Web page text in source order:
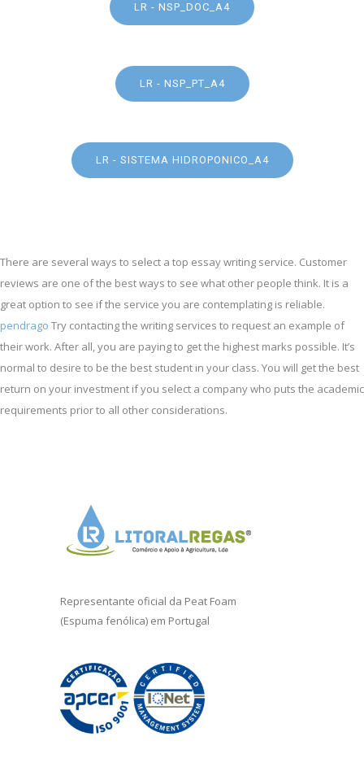
LR - NSP_DOC_A4
LR - NSP_PT_A4
LR - SISTEMA HIDROPONICO_A4
There are several ways to select a top essay writing service. Customer
reviews are one of the best ways to see what other people think. It is a
great option to see if the service you are contemplating is reliable.
pendrago Try contacting the writing services to request an example of
their work. After all, you are paying to get the highest marks possible. It’s
normal to desire to be the best student in your class. You will get the best
return on your investment if you select a company who puts the academic
requirements prior to all other considerations.
Representante oficial da Peat Foam
(Espuma fenólica) em Portugal